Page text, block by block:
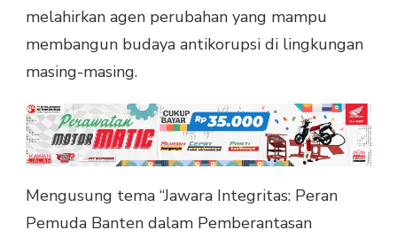
melahirkan agen perubahan yang mampu
membangun budaya antikorupsi di lingkungan
masing-masing.
Mengusung tema “Jawara Integritas: Peran
Pemuda Banten dalam Pemberantasan